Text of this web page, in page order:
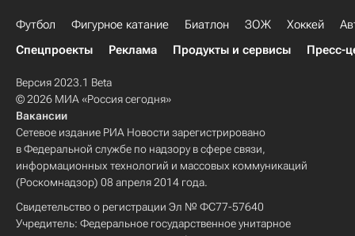
Футбол Фигурное катание Биатлон ЗОЖ Хоккей
Спецпроекты
Реклама Продукты и сервисы Пресс-
Версия 2023.1 Beta
© 2026 МИА «Россия сегодня»
Вакансии
Сетевое издание РИА Новости зарегистрировано
в Федеральной службе по надзору в сфере связи,
информационных технологий и массовых коммуникаций
(Роскомнадзор) 08 апреля 2014 года.
Свидетельство о регистрации Эл № ФС77-57640
Учредитель: Федеральное государственное унитарное